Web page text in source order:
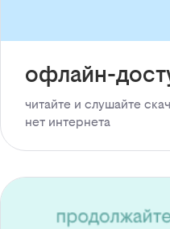
офлайн-
читайте и слушайте
нет интернета